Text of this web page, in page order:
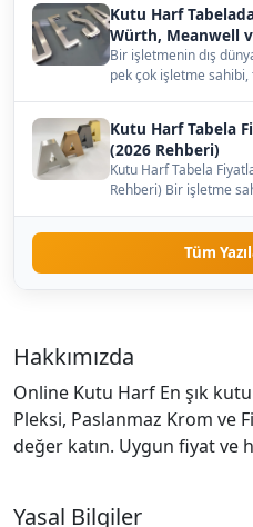
Kutu Harf
Würth, Meanwell
Bir işletmenin dış
pek çok işletme sahibi,
Kutu Harf Tabela
(2026 Rehberi)
Kutu Harf Tabela
Rehberi) Bir işletme sahibi olarak tabela yaptırmaya
Tüm
Hakkımızda
Online Kutu Harf En şık
Pleksi, Paslanmaz Krom ve
değer katın. Uygun fiyat ve
Yasal Bilgiler